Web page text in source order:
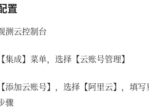
置
测云控制台
集成】菜单，选择【云账号管理】
添加云账号】，选择【阿里云】，填
骤